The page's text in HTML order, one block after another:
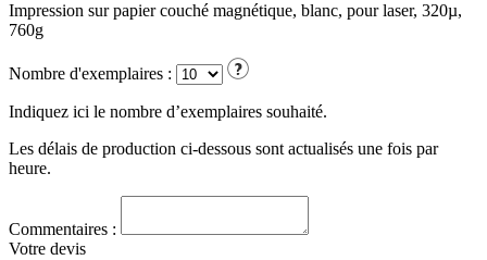
Impression sur papier couché magnétique, blanc, pour laser, 320µ,
760g
Nombre d'exemplaires :
Indiquez ici le nombre d’exemplaires souhaité.
Les délais de production ci-dessous sont actualisés une fois par
heure.
Commentaires :
Votre devis